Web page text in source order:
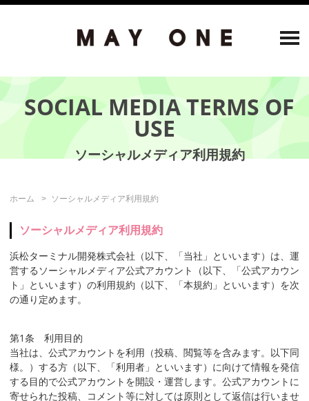
SOCIAL MEDIA TERMS OF
USE
ホーム ソーシャルメディア利用規約
ソーシャルメディア利用規約
浜松ターミナル開発株式会社（以下、「当社」といいます）は、運
営するソーシャルメディア公式アカウント（以下、「公式アカウン
ト」といいます）の利用規約（以下、「本規約」といいます）を次
の通り定めます。
第1条 利用目的
当社は、公式アカウントを利用（投稿、閲覧等を含みます。以下同
様。）する方（以下、「利用者」といいます）に向けて情報を発信
する目的で公式アカウントを開設・運営します。公式アカウントに
寄せられた投稿、コメント等に対しては原則として返信は行いませ